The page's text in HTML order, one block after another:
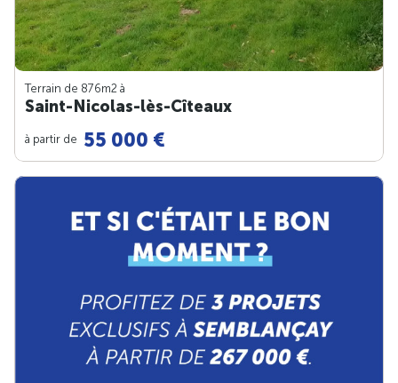
Terrain de 876m2 à
Saint-Nicolas-lès-Cîteaux
à partir de 55 000 €